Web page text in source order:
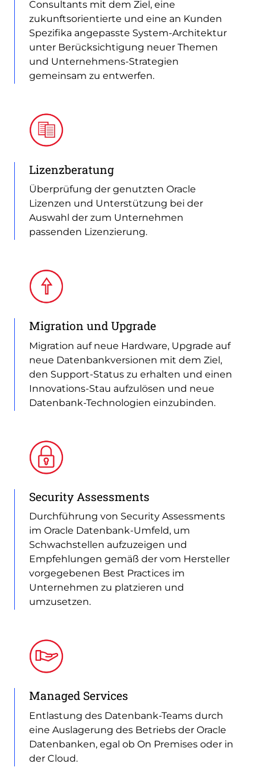
Consultants mit dem Ziel, eine
zukunftsorientierte und eine an Kunden
Spezifika angepasste System-Architektur
unter Berücksichtigung neuer Themen
und Unternehmens-Strategien
gemeinsam zu entwerfen.
Lizenzberatung
Überprüfung der genutzten Oracle
Lizenzen und Unterstützung bei der
Auswahl der zum Unternehmen
passenden Lizenzierung.
Migration und Upgrade
Migration auf neue Hardware, Upgrade auf
neue Datenbankversionen mit dem Ziel,
den Support-Status zu erhalten und einen
Innovations-Stau aufzulösen und neue
Datenbank-Technologien einzubinden.
Security Assessments
Durchführung von Security Assessments
im Oracle Datenbank-Umfeld, um
Schwachstellen aufzuzeigen und
Empfehlungen gemäß der vom Hersteller
vorgegebenen Best Practices im
Unternehmen zu platzieren und
umzusetzen.
Managed Services
Entlastung des Datenbank-Teams durch
eine Auslagerung des Betriebs der Oracle
Datenbanken, egal ob On Premises oder in
der Cloud.